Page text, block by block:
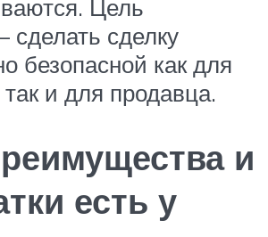
Цель
сделать сделку
безопасной как для
так и для продавца.
и
есть у